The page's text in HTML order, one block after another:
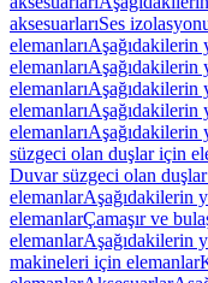
aksesuarlarıSes
elemanlarıAşağıdakilerin
elemanlarıAşağıdakilerin
elemanlarıAşağıdakilerin
elemanlarıAşağıdakilerin
elemanlarıAşağıdakilerin
süzgeci olan duşlar için
Duvar süzgeci olan
elemanlarAşağıdakilerin
elemanlarÇamaşır ve
elemanlarAşağıdakilerin
makineleri için elemanlar